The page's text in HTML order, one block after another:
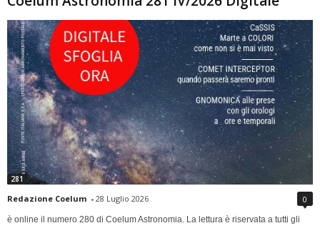
281
Redazione Coelum - 28 Luglio 2026 0
è online il numero 280 di Coelum Astronomia. La lettura è riservata a tutti gli